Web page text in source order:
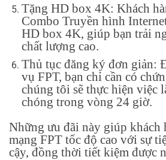
Tặng HD box 4K: Khách
Combo Truyền hình
HD box 4K, giúp bạn trải
chất lượng cao.
Thủ tục đăng ký đơn giản:
vụ FPT, bạn chỉ cần có
chúng tôi sẽ thực hiện việc
chóng trong vòng 24 giờ.
Những ưu đãi này giúp khách
mạng FPT tốc độ cao với sự
cậy, đồng thời tiết kiệm được